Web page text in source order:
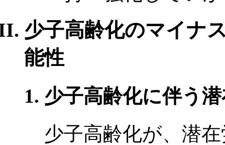
少子高齢化のマイナ
能性
少子高齢化に伴う
少子高齢化が、潜